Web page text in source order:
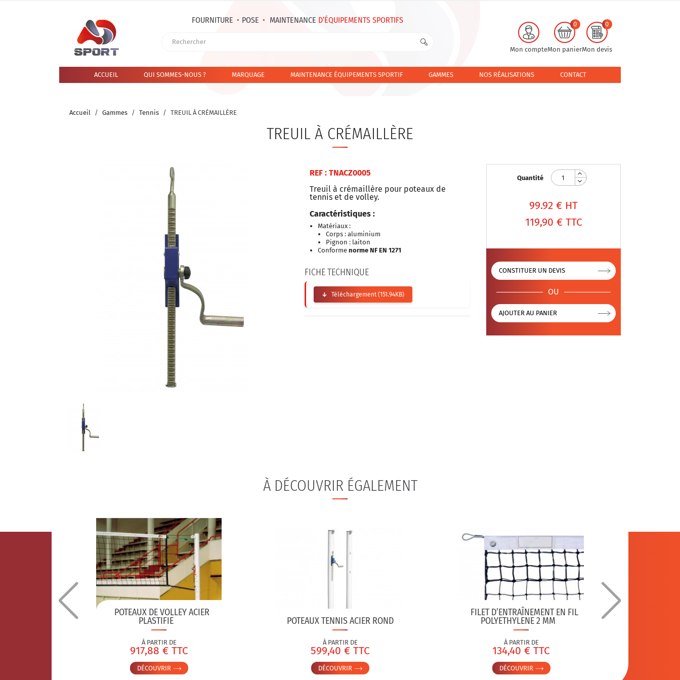
FOURNITURE • POSE • MAINTENANCE D’ÉQUIPEMENTS SPORTIFS
Mon compteMon panier
0
Mon devis
0
ACCUEIL QUI SOMMES-NOUS ? MARQUAGE MAINTENANCE ÉQUIPEMENTS SPORTIF GAMMES NOS RÉALISATIONS CONTACT
Accueil Gammes Tennis TREUIL À CRÉMAILLÈRE
TREUIL À CRÉMAILLÈRE
REF : TNACZ0005
Treuil à crémaillère pour poteaux de
tennis et de volley.
Caractéristiques :
Matériaux :
Corps : aluminium
Pignon : laiton
Conformenorme NF EN 1271
FICHE TECHNIQUE
Téléchargement (151.94KB)
Quantité
99.92 € HT
119,90 € TTC
CONSTITUER UN DEVIS
OU
AJOUTER AU PANIER
À DÉCOUVRIR ÉGALEMENT
POTEAUX DE VOLLEY ACIER
PLASTIFIE
À PARTIR DE
917,88 € TTC
DÉCOUVRIR
POTEAUX TENNIS ACIER ROND
À PARTIR DE
599,40 € TTC
DÉCOUVRIR
FILET D’ENTRAÎNEMENT EN FIL
POLYETHYLENE 2 MM
À PARTIR DE
134,40 € TTC
DÉCOUVRIR